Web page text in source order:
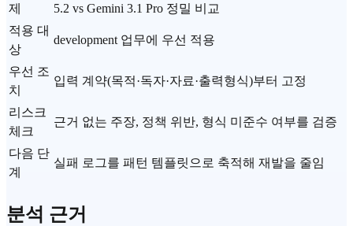
제
5.2 vs Gemini 3.1 Pro 정밀 비교
적용 대
상
development 업무에 우선 적용
우선 조
치
입력 계약(목적·독자·자료·출력형식)부터 고정
리스크
체크
근거 없는 주장, 정책 위반, 형식 미준수 여부를 검증
다음 단
계
실패 로그를 패턴 템플릿으로 축적해 재발을 줄임
분석 근거